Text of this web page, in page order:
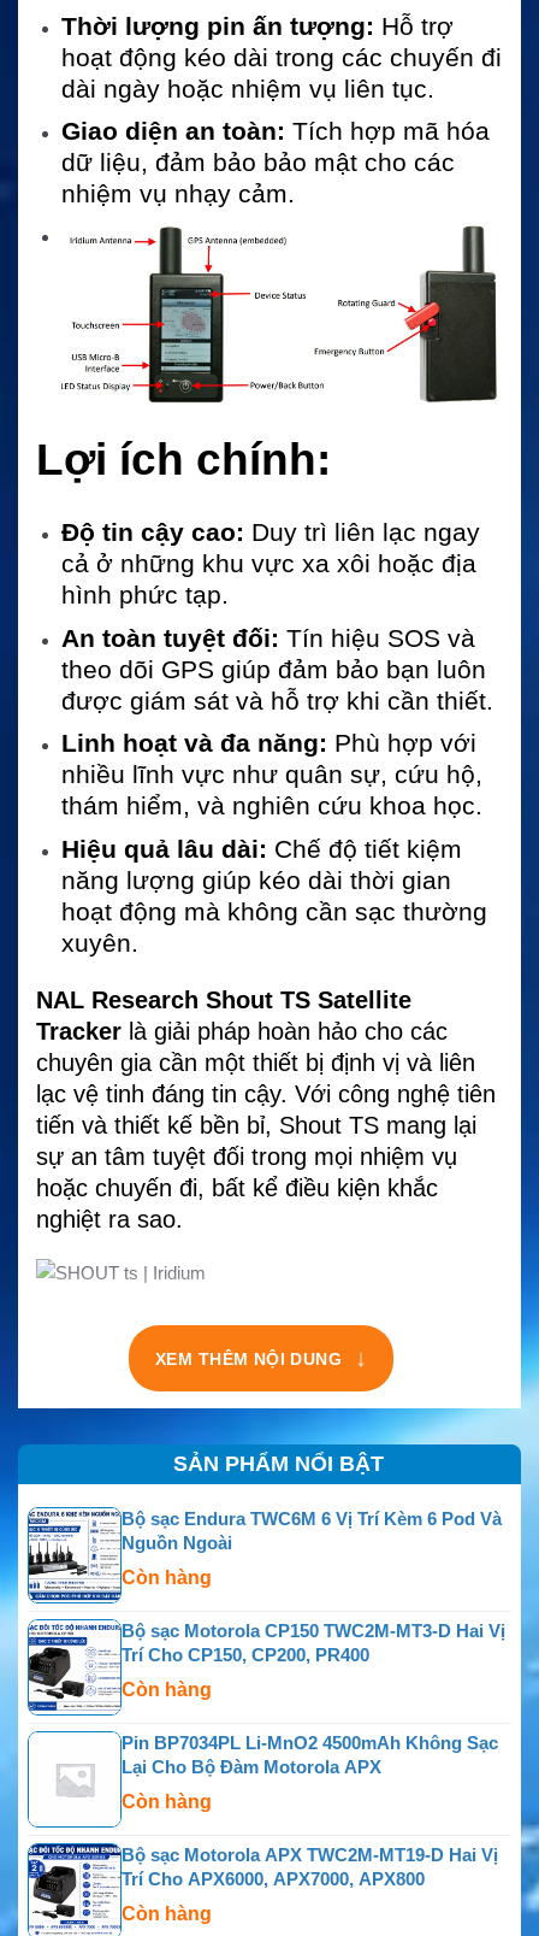
Thời lượng pin ấn tượng: Hỗ trợ
hoạt động kéo dài trong các chuyến đi
dài ngày hoặc nhiệm vụ liên tục.
Giao diện an toàn: Tích hợp mã hóa
dữ liệu, đảm bảo bảo mật cho các
nhiệm vụ nhạy cảm.
Lợi ích chính:
Độ tin cậy cao: Duy trì liên lạc ngay
cả ở những khu vực xa xôi hoặc địa
hình phức tạp.
An toàn tuyệt đối: Tín hiệu SOS và
theo dõi GPS giúp đảm bảo bạn luôn
được giám sát và hỗ trợ khi cần thiết.
Linh hoạt và đa năng: Phù hợp với
nhiều lĩnh vực như quân sự, cứu hộ,
thám hiểm, và nghiên cứu khoa học.
Hiệu quả lâu dài: Chế độ tiết kiệm
năng lượng giúp kéo dài thời gian
hoạt động mà không cần sạc thường
xuyên.
NAL Research Shout TS Satellite
Tracker là giải pháp hoàn hảo cho các
chuyên gia cần một thiết bị định vị và liên
lạc vệ tinh đáng tin cậy. Với công nghệ tiên
tiến và thiết kế bền bỉ, Shout TS mang lại
sự an tâm tuyệt đối trong mọi nhiệm vụ
hoặc chuyến đi, bất kể điều kiện khắc
nghiệt ra sao.
XEM THÊM NỘI DUNG ↓
SẢN PHẨM NỔI BẬT
Bộ sạc Endura TWC6M 6 Vị Trí Kèm 6 Pod Và
Nguồn Ngoài
Còn hàng
Bộ sạc Motorola CP150 TWC2M-MT3-D Hai Vị
Trí Cho CP150, CP200, PR400
Còn hàng
Pin BP7034PL Li-MnO2 4500mAh Không Sạc
Lại Cho Bộ Đàm Motorola APX
Còn hàng
Bộ sạc Motorola APX TWC2M-MT19-D Hai Vị
Trí Cho APX6000, APX7000, APX800
Còn hàng